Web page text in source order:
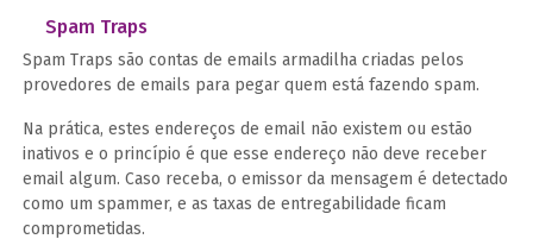
Spam Traps
Spam Traps são contas de emails armadilha criadas pelos
provedores de emails para pegar quem está fazendo spam.
Na prática, estes endereços de email não existem ou estão
inativos e o princípio é que esse endereço não deve receber
email algum. Caso receba, o emissor da mensagem é detectado
como um spammer, e as taxas de entregabilidade ficam
comprometidas.